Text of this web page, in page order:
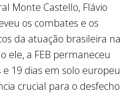
Monte Castello, Flávio
os combates e os
da atuação brasileira na
ele, a FEB permaneceu
19 dias em solo europeu
crucial para o desfecho